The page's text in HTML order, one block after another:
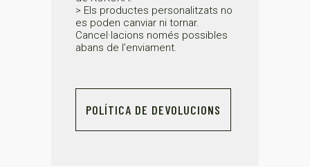
> Els productes personalitzats no
es poden canviar ni tornar.
Cancel·lacions només possibles
abans de l’enviament.
POLÍTICA DE DEVOLUCIONS